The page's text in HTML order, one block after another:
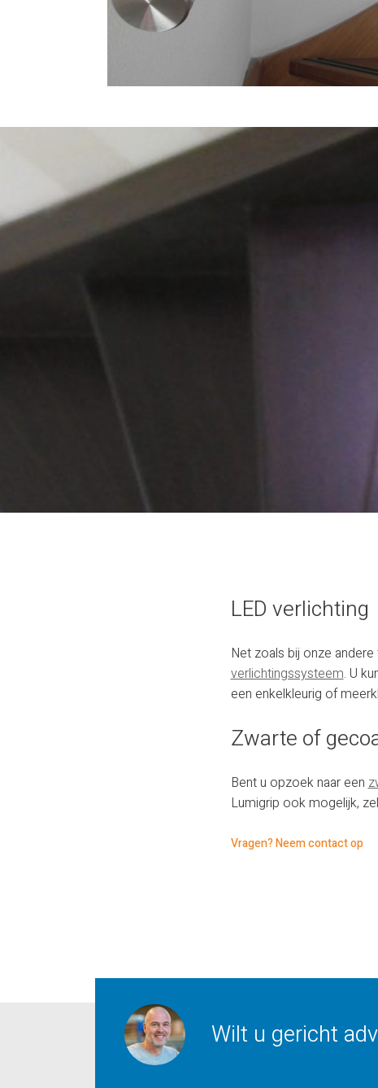
LED verlichting
Net zoals bij onze
verlichtingssysteem. U
een enkelkleurig of
Zwarte of
Bent u opzoek naar een
Lumigrip ook mogelijk,
Vragen? Neem contact op
Wilt u gericht